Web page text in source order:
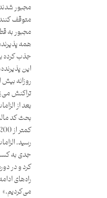
مجبور
متوقف
مجبور به
همه
جذب کرده
این
روزانه بیش
تراکنش
بعد از
بحث کد
رسید.
جدی به
کرد و در
راه‌های
می‌کردیم.»